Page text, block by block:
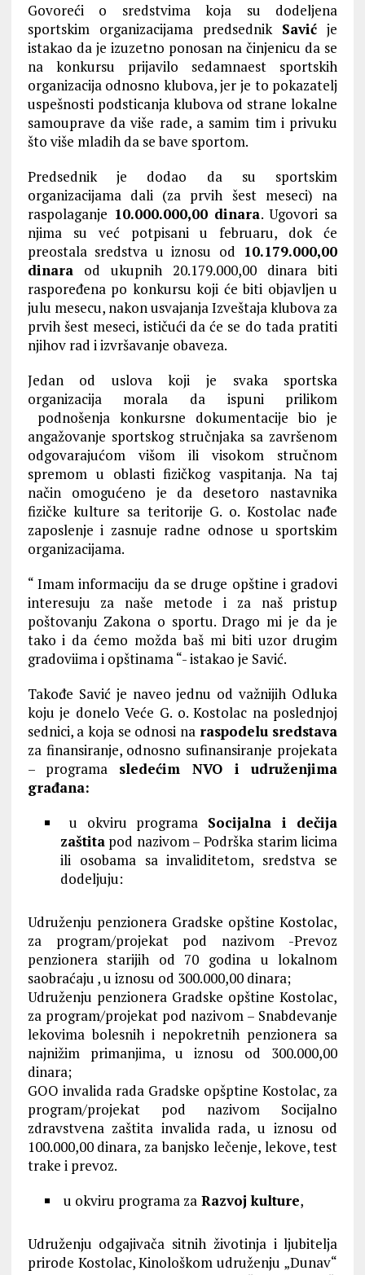
Govoreći o sredstvima koja su dodeljena
sportskim organizacijama predsednik Savić je
istakao da je izuzetno ponosan na činjenicu da se
na konkursu prijavilo sedamnaest sportskih
organizacija odnosno klubova, jer je to pokazatelj
uspešnosti podsticanja klubova od strane lokalne
samouprave da više rade, a samim tim i privuku
što više mladih da se bave sportom.
Predsednik je dodao da su sportskim
organizacijama dali (za prvih šest meseci) na
raspolaganje 10.000.000,00 dinara. Ugovori sa
njima su već potpisani u februaru, dok će
preostala sredstva u iznosu od 10.179.000,00
dinaraod ukupnih 20.179.000,00 dinara biti
raspoređena po konkursu koji će biti objavljen u
julu mesecu, nakon usvajanja Izveštaja klubova za
prvih šest meseci, ističući da će se do tada pratiti
njihov rad i izvršavanje obaveza.
Jedan od uslova koji je svaka sportska
organizacija morala da ispuni prilikom
podnošenja konkursne dokumentacije bio je
angažovanje sportskog stručnjaka sa završenom
odgovarajućom višom ili visokom stručnom
spremom u oblasti fizičkog vaspitanja. Na taj
način omogućeno je da desetoro nastavnika
fizičke kulture sa teritorije G. o. Kostolac nađe
zaposlenje i zasnuje radne odnose u sportskim
organizacijama.
“ Imam informaciju da se druge opštine i gradovi
interesuju za naše metode i za naš pristup
poštovanju Zakona o sportu. Drago mi je da je
tako i da ćemo možda baš mi biti uzor drugim
gradoviima i opštinama “- istakao je Savić.
Takođe Savić je naveo jednu od važnijih Odluka
koju je donelo Veće G. o. Kostolac na poslednjoj
sednici, a koja se odnosi na raspodelu sredstava
za finansiranje, odnosno sufinansiranje projekata
– programa sledećim NVO i udruženjima
građana:
u okviru programa Socijalna i dečija
zaštitapod nazivom – Podrška starim licima
ili osobama sa invaliditetom, sredstva se
dodeljuju:
Udruženju penzionera Gradske opštine Kostolac,
za program/projekat pod nazivom -Prevoz
penzionera starijih od 70 godina u lokalnom
saobraćaju , u iznosu od 300.000,00 dinara;
Udruženju penzionera Gradske opštine Kostolac,
za program/projekat pod nazivom – Snabdevanje
lekovima bolesnih i nepokretnih penzionera sa
najnižim primanjima, u iznosu od 300.000,00
dinara;
GOO invalida rada Gradske opšptine Kostolac, za
program/projekat pod nazivom Socijalno
zdravstvena zaštita invalida rada, u iznosu od
100.000,00 dinara, za banjsko lečenje, lekove, test
trake i prevoz.
u okviru programa zaRazvoj kulture,
Udruženju odgajivača sitnih životinja i ljubitelja
prirode Kostolac, Kinološkom udruženju „Dunav“